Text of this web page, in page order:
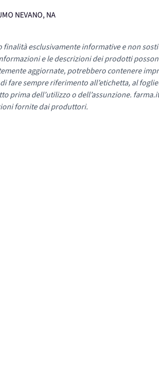
NEVANO, NA
esclusivamente informative e non
e le descrizioni dei prodotti
aggiornate, potrebbero contenere
fare sempre riferimento all’etichetta, al
prima dell’utilizzo o dell’assunzione.
fornite dai produttori.